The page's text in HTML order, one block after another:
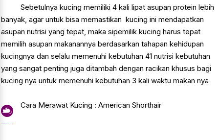
Sebetulnya kucing memiliki 4 kali lipat asupan protein lebih
banyak, agar untuk bisa memastikan kucing ini mendapatkan
asupan nutrisi yang tepat, maka sipemilik kucing harus tepat
memilih asupan makanannya berdasarkan tahapan kehidupan
kucingnya dan selalu memenuhi kebutuhan 41 nutrisi kebutuhan
yang sangat penting juga ditambah dengan racikan khusus bagi
kucing nya untuk memenuhi kebutuhan 3 kali waktu makan nya
Cara Merawat Kucing : American Shorthair